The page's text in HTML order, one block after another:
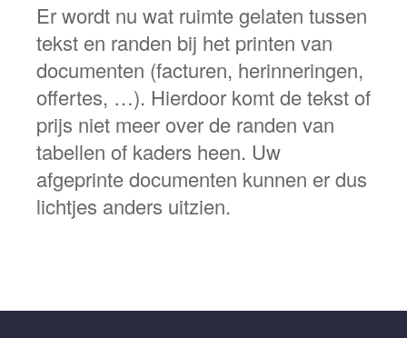
Er wordt nu wat ruimte gelaten tussen
tekst en randen bij het printen van
documenten (facturen, herinneringen,
offertes, …). Hierdoor komt de tekst of
prijs niet meer over de randen van
tabellen of kaders heen. Uw
afgeprinte documenten kunnen er dus
lichtjes anders uitzien.